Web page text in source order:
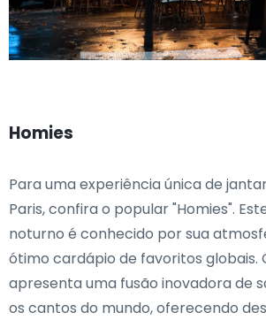
Homies
Para uma experiência única de
Paris, confira o popular "Homies".
noturno é conhecido por sua
ótimo cardápio de favoritos globais.
apresenta uma fusão inovadora de
os cantos do mundo, oferecendo